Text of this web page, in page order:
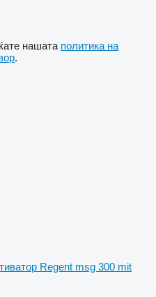
нашата политика на
.
Regent msg 300 mit